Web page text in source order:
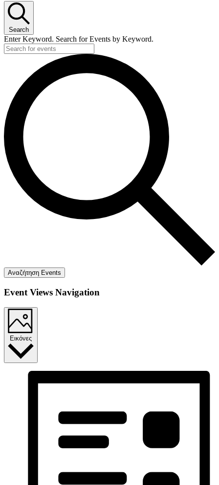
Search
Enter Keyword. Search for Events by Keyword.
Αναζήτηση Events
Event Views Navigation
Εικόνες